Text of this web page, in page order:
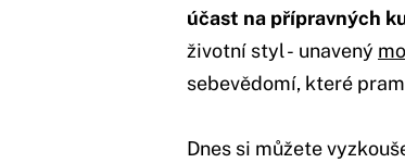
účast na přípravných
životní styl - unavený
sebevědomí, které
Dnes si můžete